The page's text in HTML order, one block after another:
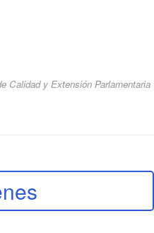
Calidad y Extensión Parlamentaria